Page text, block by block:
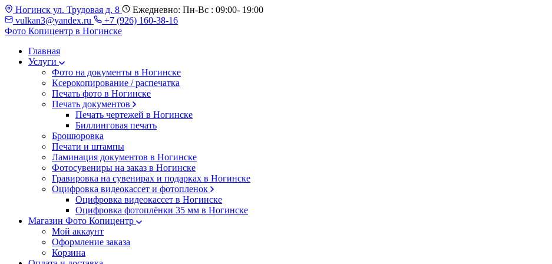
Ногинск ул. Трудовая д. 8
Ежедневно: Пн-Вс : 09:00- 19:00
vulkan3@yandex.ru
+7 (926) 160-38-16
Фото Копицентр в Ногинске
Главная
Услуги
Фото на документы в Ногинске
Ксерокопирование / распечатка
Печать фото в Ногинске
Печать документов
Печать чертежей в Ногинске
Биллинговая печать
Брошюровка
Печати и штампы
Ламинация документов в Ногинске
Фотосувениры на заказ в Ногинске
Гравировка на сувенирах и подарках в Ногинске
Оцифровка видеокассет и фотопленок
Оцифровка видеокассет в Ногинске
Оцифровка фотоплёнки 35 мм в Ногинске
Магазин Фото Копицентр
Мой аккаунт
Оформление заказа
Корзина